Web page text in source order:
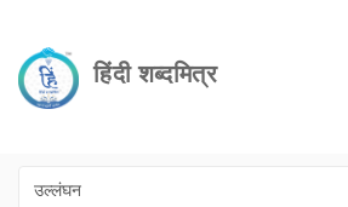
हिंदी शब्दमित्र